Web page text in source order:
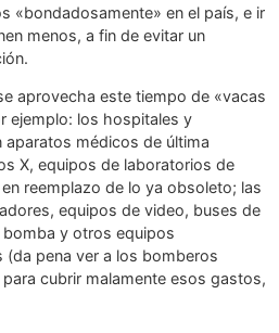
«bondadosamente» en el país, e ir
menos, a fin de evitar un
aprovecha este tiempo de «vacas
ejemplo: los hospitales y
médicos de última
X, equipos de laboratorios de
reemplazo de lo ya obsoleto; las
equipos de video, buses de
y otros equipos
pena ver a los bomberos
cubrir malamente esos gastos,